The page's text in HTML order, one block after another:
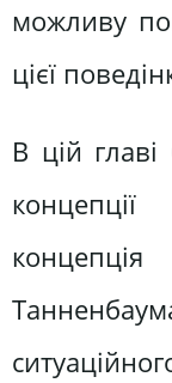
можливу
цієї
В цій главі
концепції